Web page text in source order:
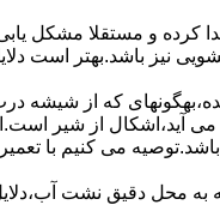
کرده و مستقلا مشکل
نیز باشد.بهتر است
ﮐﻪ از ﺷﯿﺸﻪ
آید،اشکال از شیر
می کنیم با
محل دقیق نشت